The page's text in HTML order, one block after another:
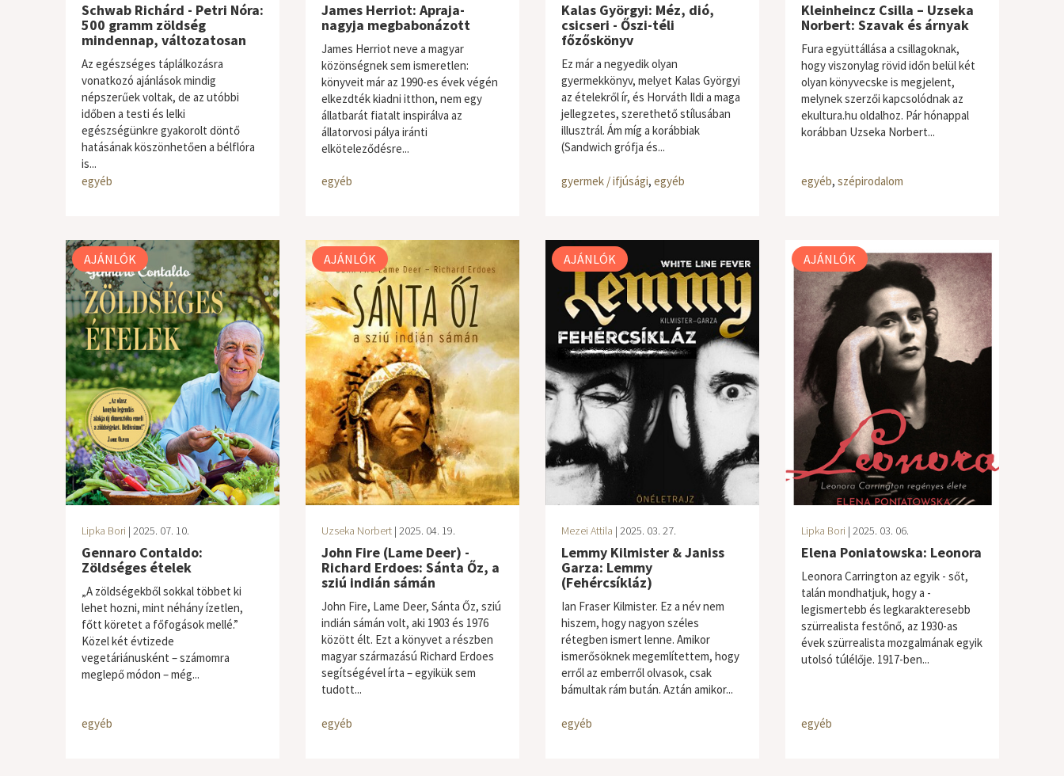
Schwab Richárd - Petri Nóra:
500 gramm zöldség
mindennap, változatosan
Az egészséges táplálkozásra
vonatkozó ajánlások mindig
népszerűek voltak, de az utóbbi
időben a testi és lelki
egészségünkre gyakorolt döntő
hatásának köszönhetően a bélflóra
is...
egyéb
James Herriot: Apraja-
nagyja megbabonázott
James Herriot neve a magyar
közönségnek sem ismeretlen:
könyveit már az 1990-es évek végén
elkezdték kiadni itthon, nem egy
állatbarát fiatalt inspirálva az
állatorvosi pálya iránti
elköteleződésre...
egyéb
Kalas Györgyi: Méz, dió,
csicseri - Őszi-téli
főzőskönyv
Ez már a negyedik olyan
gyermekkönyv, melyet Kalas Györgyi
az ételekről ír, és Horváth Ildi a maga
jellegzetes, szerethető stílusában
illusztrál. Ám míg a korábbiak
(Sandwich grófja és...
gyermek / ifjúsági, egyéb
Kleinheincz Csilla – Uzseka
Norbert: Szavak és árnyak
Fura együttállása a csillagoknak,
hogy viszonylag rövid időn belül két
olyan könyvecske is megjelent,
melynek szerzői kapcsolódnak az
ekultura.hu oldalhoz. Pár hónappal
korábban Uzseka Norbert...
egyéb, szépirodalom
AJÁNLÓK
Lipka Bori | 2025. 07. 10.
Gennaro Contaldo:
Zöldséges ételek
„A zöldségekből sokkal többet ki
lehet hozni, mint néhány ízetlen,
főtt köretet a főfogások mellé.”
Közel két évtizede
vegetáriánusként – számomra
meglepő módon – még...
egyéb
AJÁNLÓK
Uzseka Norbert| 2025. 04. 19.
John Fire (Lame Deer) -
Richard Erdoes: Sánta Őz, a
sziú indián sámán
John Fire, Lame Deer, Sánta Őz, sziú
indián sámán volt, aki 1903 és 1976
között élt. Ezt a könyvet a részben
magyar származású Richard Erdoes
segítségével írta – egyikük sem
tudott...
egyéb
AJÁNLÓK
Mezei Attila | 2025. 03. 27.
Lemmy Kilmister & Janiss
Garza: Lemmy
(Fehércsíkláz)
Ian Fraser Kilmister. Ez a név nem
hiszem, hogy nagyon széles
rétegben ismert lenne. Amikor
ismerősöknek megemlítettem, hogy
erről az emberről olvasok, csak
bámultak rám bután. Aztán amikor...
egyéb
AJÁNLÓK
Lipka Bori | 2025. 03. 06.
Elena Poniatowska: Leonora
Leonora Carrington az egyik - sőt,
talán mondhatjuk, hogy a -
legismertebb és legkarakteresebb
szürrealista festőnő, az 1930-as
évek szürrealista mozgalmának egyik
utolsó túlélője. 1917-ben...
egyéb